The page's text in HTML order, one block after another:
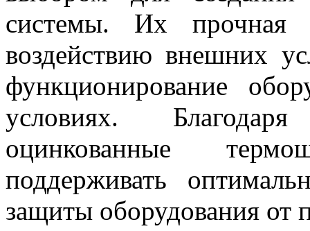
системы. Их прочная
воздействию внешних
функционирование
условиях.
оцинкованные
поддерживать
защиты оборудования от